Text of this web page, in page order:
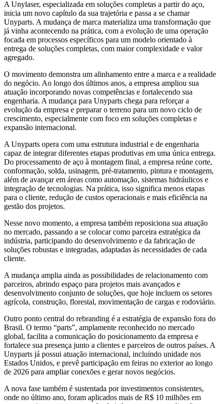
A Unylaser, especializada em soluções completas a partir do aço,
inicia um novo capítulo da sua trajetória e passa a se chamar
Unyparts. A mudança de marca materializa uma transformação que
já vinha acontecendo na prática, com a evolução de uma operação
focada em processos específicos para um modelo orientado à
entrega de soluções completas, com maior complexidade e valor
agregado.
O movimento demonstra um alinhamento entre a marca e a realidade
do negócio. Ao longo dos últimos anos, a empresa ampliou sua
atuação incorporando novas competências e fortalecendo sua
engenharia. A mudança para Unyparts chega para reforçar a
evolução da empresa e preparar o terreno para um novo ciclo de
crescimento, especialmente com foco em soluções completas e
expansão internacional.
A Unyparts opera com uma estrutura industrial e de engenharia
capaz de integrar diferentes etapas produtivas em uma única entrega.
Do processamento de aço à montagem final, a empresa reúne corte,
conformação, solda, usinagem, pré-tratamento, pintura e montagem,
além de avançar em áreas como automação, sistemas hidráulicos e
integração de tecnologias. Na prática, isso significa menos etapas
para o cliente, redução de custos operacionais e mais eficiência na
gestão dos projetos.
Nesse novo momento, a empresa também reposiciona sua atuação
no mercado, passando a se colocar como parceira estratégica da
indústria, participando do desenvolvimento e da fabricação de
soluções robustas e integradas, adaptadas às necessidades de cada
cliente.
A mudança amplia ainda as possibilidades de relacionamento com
parceiros, abrindo espaço para projetos mais avançados e
desenvolvimento conjunto de soluções, que hoje incluem os setores
agrícola, construção, florestal, movimentação de cargas e rodoviário.
Outro ponto central do rebranding é a estratégia de expansão fora do
Brasil. O termo “parts”, amplamente reconhecido no mercado
global, facilita a comunicação do posicionamento da empresa e
fortalece sua presença junto a clientes e parceiros de outros países. A
Unyparts já possui atuação internacional, incluindo unidade nos
Estados Unidos, e prevê participação em feiras no exterior ao longo
de 2026 para ampliar conexões e gerar novos negócios.
A nova fase também é sustentada por investimentos consistentes,
onde no último ano, foram aplicados mais de R$ 10 milhões em